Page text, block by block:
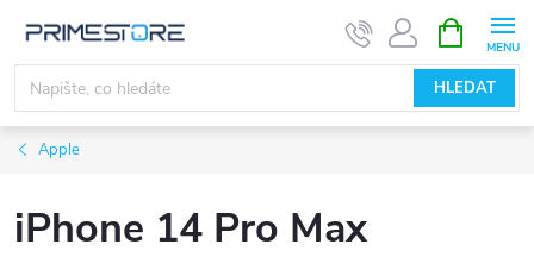
obsah
HLEDAT
NÁKUPNÍ
KOŠÍK
Apple
iPhone 14 Pro Max